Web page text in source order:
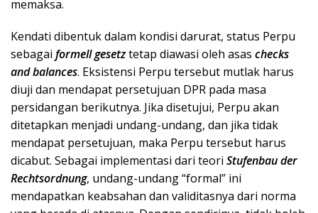
memaksa.
Kendati dibentuk dalam kondisi darurat, status Perpu
sebagai formell gesetztetap diawasi oleh asas checks
and balances. Eksistensi Perpu tersebut mutlak harus
diuji dan mendapat persetujuan DPR pada masa
persidangan berikutnya. Jika disetujui, Perpu akan
ditetapkan menjadi undang-undang, dan jika tidak
mendapat persetujuan, maka Perpu tersebut harus
dicabut. Sebagai implementasi dari teori Stufenbau der
Rechtsordnung, undang-undang “formal” ini
mendapatkan keabsahan dan validitasnya dari norma